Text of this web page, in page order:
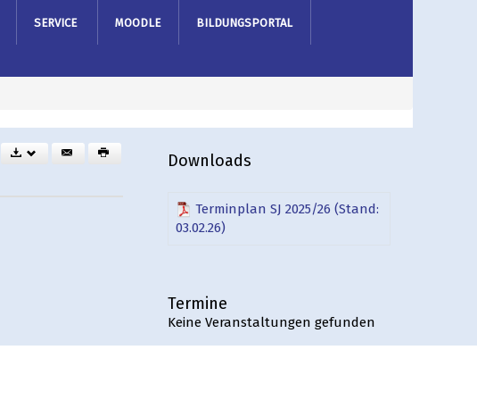
SERVICE MOODLE BILDUNGSPORTAL
Downloads
Terminplan SJ 2025/26 (Stand:
03.02.26)
Termine
Keine Veranstaltungen gefunden